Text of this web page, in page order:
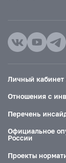
Личный
Отношения с
Перечень
Официальное
России
Проекты